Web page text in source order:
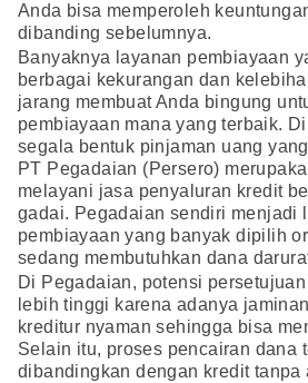
Anda bisa memperoleh
dibanding sebelumnya.
Banyaknya layanan pembiayaan
berbagai kekurangan dan
jarang membuat Anda bingung
pembiayaan mana yang terbaik.
segala bentuk pinjaman uang
PT Pegadaian (Persero)
melayani jasa penyaluran kredit
gadai. Pegadaian sendiri menjadi
pembiayaan yang banyak dipilih
sedang membutuhkan dana
Di Pegadaian, potensi
lebih tinggi karena adanya
kreditur nyaman sehingga bisa
Selain itu, proses pencairan dana
dibandingkan dengan kredit tanpa